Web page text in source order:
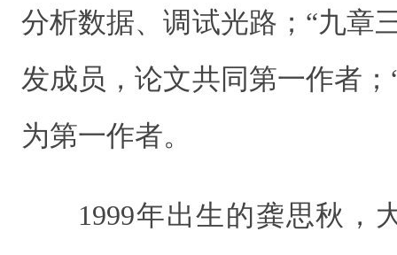
分析数据、调试光路；“九章
发成员，论文共同第一作者
为第一作者。
1999年出生的龚思秋，